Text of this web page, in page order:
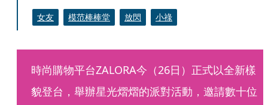
女友 模范棒棒堂 放閃 小祿
時尚購物平台ZALORA今（26日）正式以全新樣
貌登台，舉辦星光熠熠的派對活動，邀請數十位